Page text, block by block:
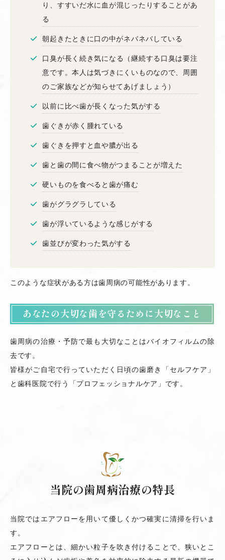
り、すすいだ水に血が混じったりすることがあ
る
朝起きたときに口の中がネバネバしている
口臭が長く続き気になる（継続する口臭は要注
意です。本人は気づきにくいものなので、周囲
のご家族などが知らせてあげましょう）
以前に比べ歯が長くなった気がする
歯ぐきが赤く腫れている
歯ぐきを押すと血や膿が出る
歯と歯の間に食べ物がつまることが増えた
硬いものを食べると歯が痛む
歯がグラグラしている
歯が浮いているような感じがする
歯並びが変わった気がする
このような症状がある方は歯周病の可能性があります。
あなたの大切な歯を守るために大切なこと
歯周病の治療・予防で最も大切なことはバイオフィルムの除
去です。
皆様がご自宅で行っていただく日頃の歯磨き「セルフケア」
と歯科医院で行う「プロフェッショナルケア」です。
当院の歯周病治療の特長
当院ではエアフローを用いて優しくかつ確実に清掃を行いま
す。
エアフローとは、細かい粒子を吹き付けることで、狭いとこ